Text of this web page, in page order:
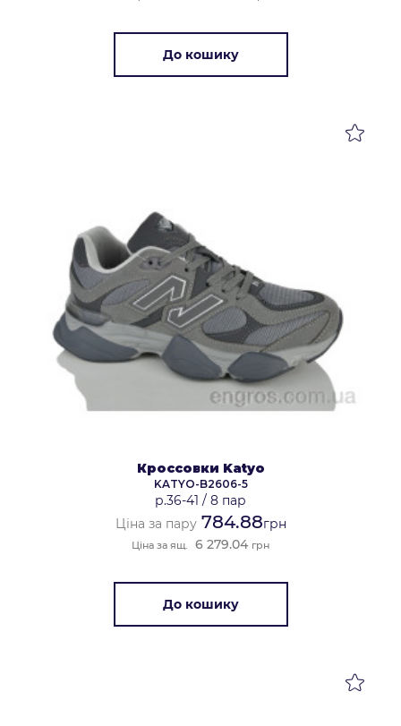
До кошику
Кроссовки Katyo
KATYO-B2606-5
р.36-41 / 8 пар
Ціна за пару784.88грн
Ціна за ящ. 6 279.04 грн
До кошику